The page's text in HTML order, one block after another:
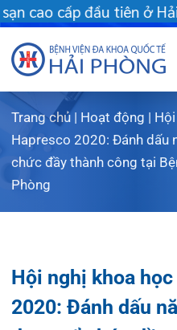
Phòng và khu vực vùng
Trang chủ |Hoạt động
Hapresco 2020: Đánh dấu năm
chức đầy thành công tại Bệnh
Phòng
được tổ chức đầy
Bệnh viện đa khoa